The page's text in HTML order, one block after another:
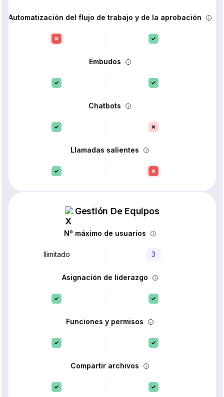
Automatización del flujo de trabajo y de la aprobación
Embudos
Chatbots
Llamadas salientes
Gestión De Equipos
Nº máximo de usuarios
Ilimitado 3
Asignación de liderazgo
Funciones y permisos
Compartir archivos